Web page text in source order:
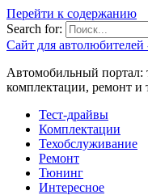
Перейти к содержанию
Search for:
Сайт для автолюбителей
Автомобильный портал:
комплектации, ремонт и
Тест-драйвы
Комплектации
Техобслуживание
Ремонт
Тюнинг
Интересное